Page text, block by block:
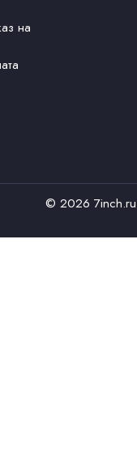
на
© 2026 7inch.ru